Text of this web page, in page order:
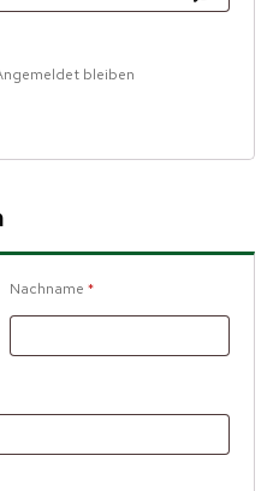
bleiben
Nachname *